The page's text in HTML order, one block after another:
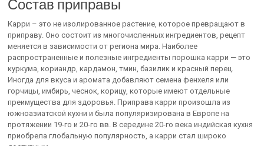
Состав приправы
Карри – это не изолированное растение, которое превращают в
приправу. Оно состоит из многочисленных ингредиентов, рецепт
меняется в зависимости от региона мира. Наиболее
распространенные и полезные ингредиенты порошка карри — это
куркума, кориандр, кардамон, тмин, базилик и красный перец.
Иногда для вкуса и аромата добавляют семена фенхеля или
горчицы, имбирь, чеснок, корицу, которые имеют отдельные
преимущества для здоровья. Приправа карри произошла из
южноазиатской кухни и была популяризирована в Европе на
протяжении 19-го и 20-го вв. В середине 20-го века индийская кухня
приобрела глобальную популярность, а карри стал широко